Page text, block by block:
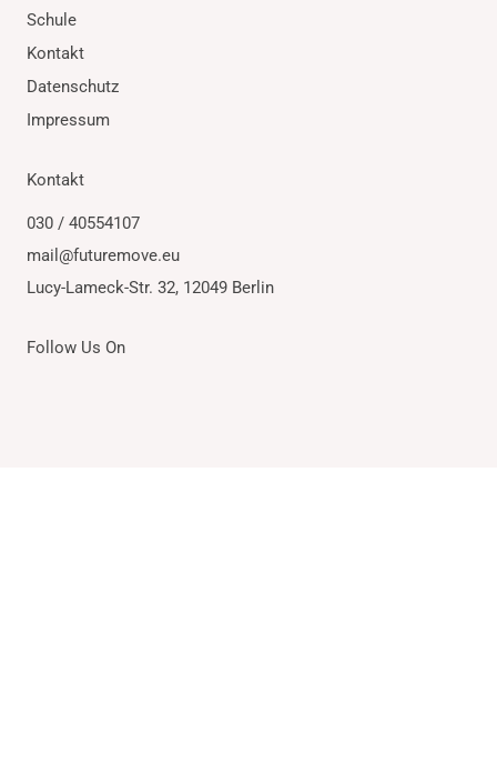
Abschicken
Schule
Kontakt
Datenschutz
Impressum
Kontakt
030 / 40554107
mail@futuremove.eu
Lucy-Lameck-Str. 32, 12049 Berlin
Follow Us On